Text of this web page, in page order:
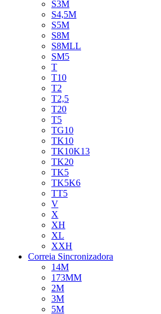
S3M
S4,5M
S5M
S8M
S8MLL
SM5
T
T10
T2
T2,5
T20
T5
TG10
TK10
TK10K13
TK20
TK5
TK5K6
TT5
V
X
XH
XL
XXH
Correia Sincronizadora
14M
173MM
2M
3M
5M